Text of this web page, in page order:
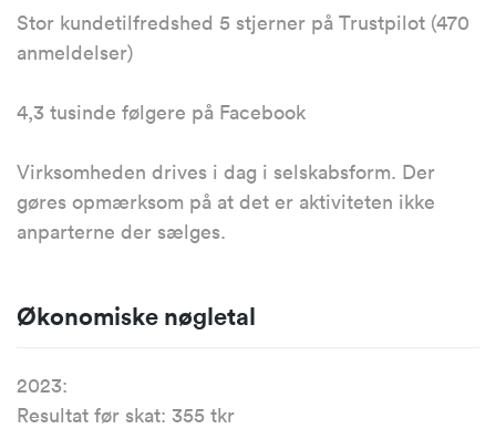
Stor kundetilfredshed 5 stjerner på Trustpilot (470
anmeldelser)
4,3 tusinde følgere på Facebook
Virksomheden drives i dag i selskabsform. Der
gøres opmærksom på at det er aktiviteten ikke
anparterne der sælges.
Økonomiske nøgletal
2023:
Resultat før skat: 355 tkr